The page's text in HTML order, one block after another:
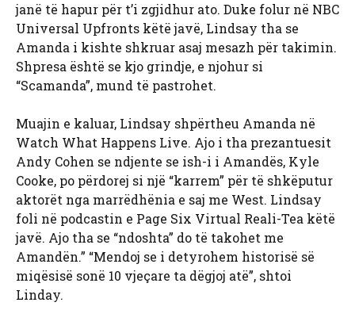
janë të hapur për t’i zgjidhur ato. Duke folur në NBC
Universal Upfronts këtë javë, Lindsay tha se
Amanda i kishte shkruar asaj mesazh për takimin.
Shpresa është se kjo grindje, e njohur si
“Scamanda”, mund të pastrohet.
Muajin e kaluar, Lindsay shpërtheu Amanda në
Watch What Happens Live. Ajo i tha prezantuesit
Andy Cohen se ndjente se ish-i i Amandës, Kyle
Cooke, po përdorej si një “karrem” për të shkëputur
aktorët nga marrëdhënia e saj me West. Lindsay
foli në podcastin e Page Six Virtual Reali-Tea këtë
javë. Ajo tha se “ndoshta” do të takohet me
Amandën.” “Mendoj se i detyrohem historisë së
miqësisë sonë 10 vjeçare ta dëgjoj atë”, shtoi
Linday.